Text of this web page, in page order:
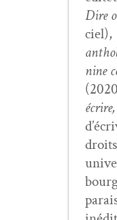
Dire
ciel),
nine